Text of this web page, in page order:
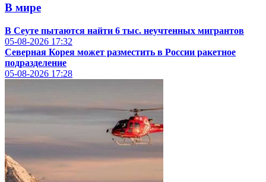
В мире
В Сеуте пытаются найти 6 тыс. неучтенных мигрантов
05-08-2026 17:32
Северная Корея может разместить в России ракетное
подразделение
05-08-2026 17:28